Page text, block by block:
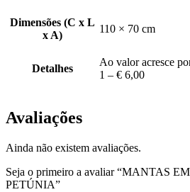
Dimensões (C x L
x A)
110 × 70 cm
Detalhes
Ao valor acresce
1 – € 6,00
Avaliações
Ainda não existem avaliações.
Seja o primeiro a avaliar “MANTAS
PETÚNIA”